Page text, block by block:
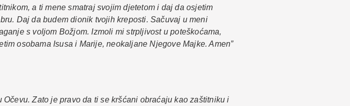
a ti mene smatraj svojim djetetom i daj da osjetim
Daj da budem dionik tvojih kreposti. Sačuvaj u meni
s voljom Božjom. Izmoli mi strpljivost u poteškoćama,
osobama Isusa i Marije, neokaljane Njegove Majke. Amen”
Zato je pravo da ti se kršćani obraćaju kao zaštitniku i